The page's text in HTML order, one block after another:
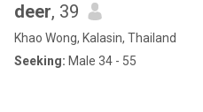
deer, 39
Khao Wong, Kalasin, Thailand
Seeking: Male 34 - 55